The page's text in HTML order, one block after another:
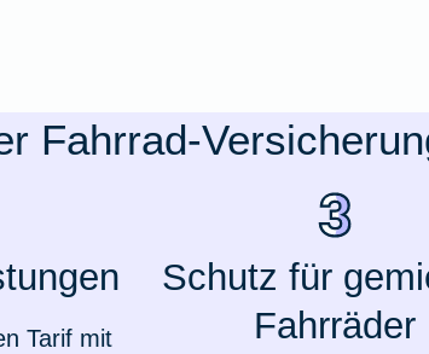
Fahrrad-
Tarif mit
Schutz für
Fahrräder